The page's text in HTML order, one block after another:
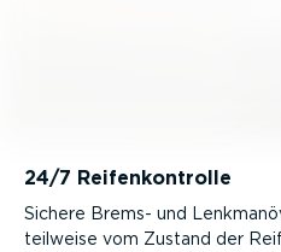
24/7 Reifen­kon­trolle
Sichere Brems- und
teilweise vom Zustand der